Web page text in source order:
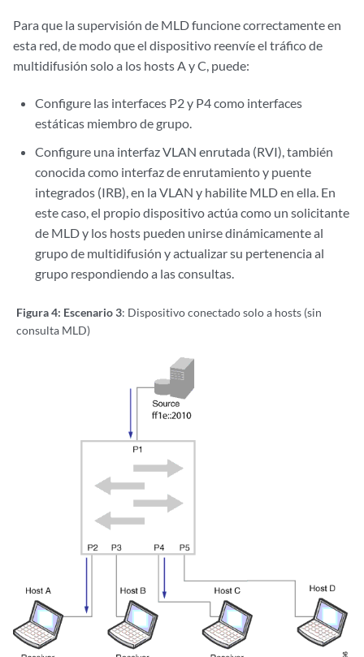
Para que la supervisión de MLD funcione correctamente en
esta red, de modo que el dispositivo reenvíe el tráfico de
multidifusión solo a los hosts A y C, puede:
Configure las interfaces P2 y P4 como interfaces
estáticas miembro de grupo.
Configure una interfaz VLAN enrutada (RVI), también
conocida como interfaz de enrutamiento y puente
integrados (IRB), en la VLAN y habilite MLD en ella. En
este caso, el propio dispositivo actúa como un solicitante
de MLD y los hosts pueden unirse dinámicamente al
grupo de multidifusión y actualizar su pertenencia al
grupo respondiendo a las consultas.
Figura 4: Escenario 3: Dispositivo conectado solo a hosts (sin
consulta MLD)